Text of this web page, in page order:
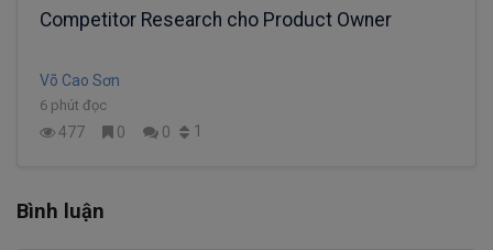
Competitor Research cho Product Owner
Võ Cao Sơn
6 phút đọc
477 0 0 1
Bình luận